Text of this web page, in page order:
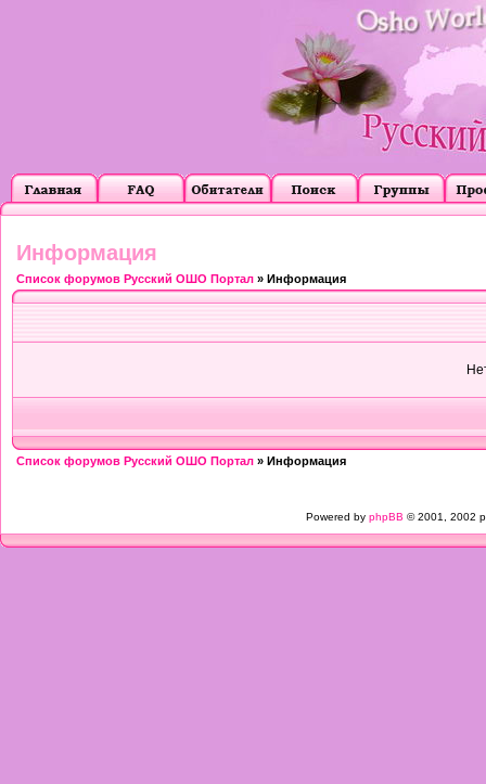
Информация
Список форумов Русский ОШО Портал » Информация
Список форумов Русский ОШО Портал » Информация
Powered by phpBB © 2001, 2002